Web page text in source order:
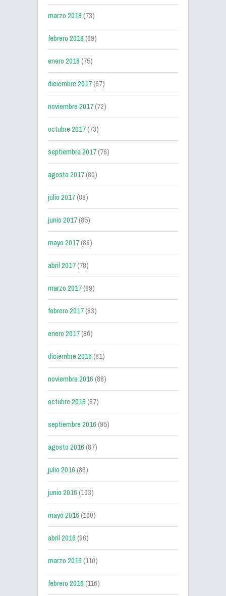
marzo 2018(73)
febrero 2018(69)
enero 2018(75)
diciembre 2017(67)
noviembre 2017(72)
octubre 2017(73)
septiembre 2017(76)
agosto 2017(80)
julio 2017(88)
junio 2017(85)
mayo 2017(86)
abril 2017(78)
marzo 2017(89)
febrero 2017(83)
enero 2017(86)
diciembre 2016(81)
noviembre 2016(88)
octubre 2016(87)
septiembre 2016(95)
agosto 2016(87)
julio 2016(83)
junio 2016(103)
mayo 2016(100)
abril 2016(96)
marzo 2016(110)
febrero 2016(116)